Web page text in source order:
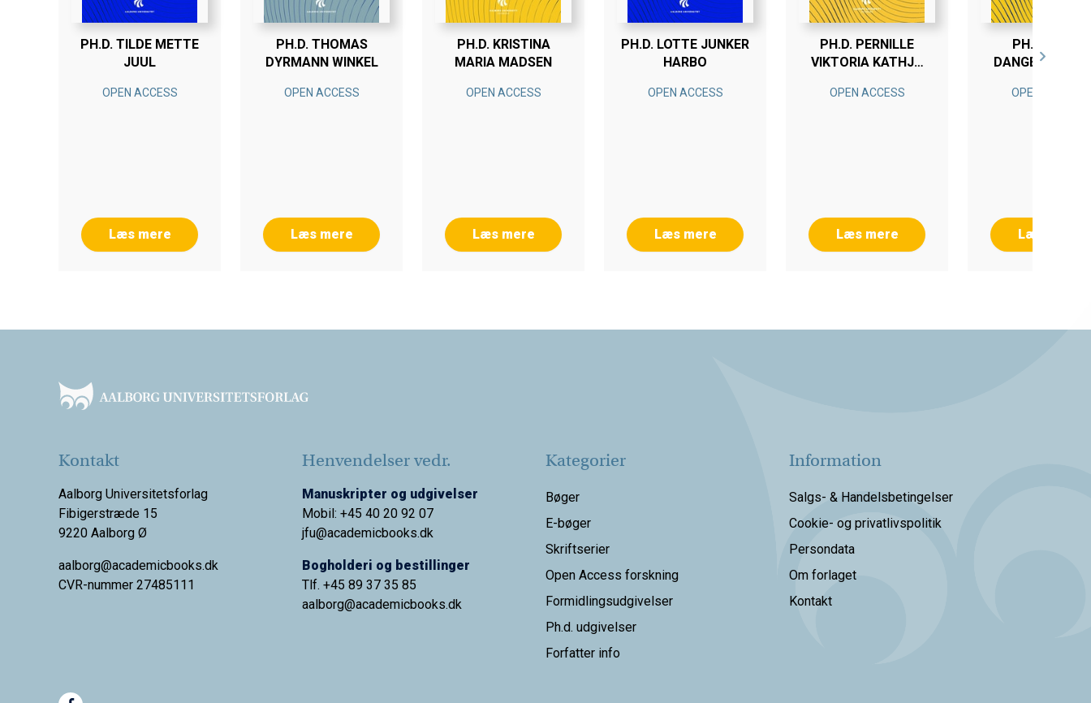
PH.D. TILDE METTE
JUUL
OPEN ACCESS
Læs mere
PH.D. THOMAS
DYRMANN WINKEL
OPEN ACCESS
Læs mere
PH.D. KRISTINA
MARIA MADSEN
OPEN ACCESS
Læs mere
PH.D. LOTTE JUNKER
HARBO
OPEN ACCESS
Læs mere
PH.D. PERNILLE
VIKTORIA KATHJA
OPEN ACCESS
Læs mere
PH.D. AMOS
DANGBIE
OPEN ACCESS
Læs mere
Kontakt
Aalborg Universitetsforlag
Fibigerstræde 15
9220 Aalborg Ø
aalborg@academicbooks.dk
CVR-nummer 27485111
Henvendelser vedr.
Manuskripter og udgivelser
Mobil: +45 40 20 92 07
jfu@academicbooks.dk
Bogholderi og bestillinger
Tlf. +45 89 37 35 85
aalborg@academicbooks.dk
Kategorier
Bøger
E-bøger
Skriftserier
Open Access forskning
Formidlingsudgivelser
Ph.d. udgivelser
Forfatter info
Information
Salgs- & Handelsbetingelser
Cookie- og privatlivspolitik
Persondata
Om forlaget
Kontakt